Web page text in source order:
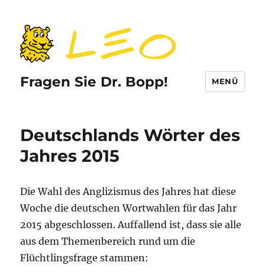
Fragen Sie Dr. Bopp! MENÜ
Deutschlands Wörter des
Jahres 2015
Die Wahl des Anglizismus des Jahres hat diese
Woche die deutschen Wortwahlen für das Jahr
2015 abgeschlossen. Auffallend ist, dass sie alle
aus dem Themenbereich rund um die
Flüchtlingsfrage stammen: